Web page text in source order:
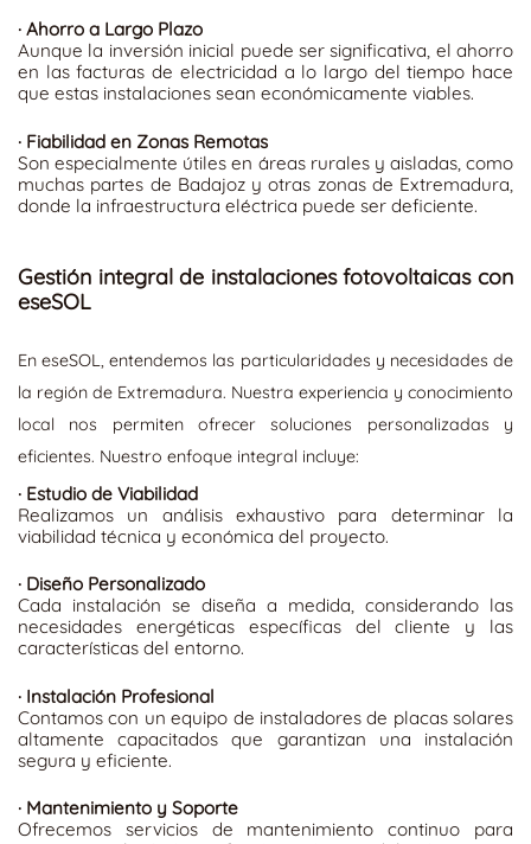
· Ahorro a Largo Plazo
Aunque la inversión inicial puede ser significativa, el ahorro
en las facturas de electricidad a lo largo del tiempo hace
que estas instalaciones sean económicamente viables.
· Fiabilidad en Zonas Remotas
Son especialmente útiles en áreas rurales y aisladas, como
muchas partes de Badajoz y otras zonas de Extremadura,
donde la infraestructura eléctrica puede ser deficiente.
Gestión integral de instalaciones fotovoltaicas con
eseSOL
En eseSOL, entendemos las particularidades y necesidades de
la región de Extremadura. Nuestra experiencia y conocimiento
local nos permiten ofrecer soluciones personalizadas y
eficientes. Nuestro enfoque integral incluye:
· Estudio de Viabilidad
Realizamos un análisis exhaustivo para determinar la
viabilidad técnica y económica del proyecto.
· Diseño Personalizado
Cada instalación se diseña a medida, considerando las
necesidades energéticas específicas del cliente y las
características del entorno.
· Instalación Profesional
Contamos con un equipo de instaladores de placas solares
altamente capacitados que garantizan una instalación
segura y eficiente.
· Mantenimiento y Soporte
Ofrecemos servicios de mantenimiento continuo para